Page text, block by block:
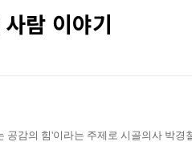
람 이야기
공감의 힘'이라는 주제로 시골의사 박경